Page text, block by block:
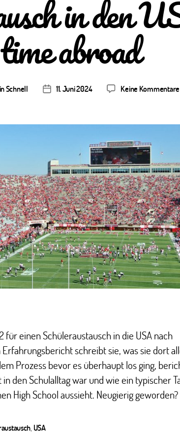
in den
time abroad
Schnell Veröffentlichungsdatum
11. Juni 2024 Keine Kommentare
für einen Schüleraustausch in die USA nach
schreibt sie, was sie dort
Prozess bevor es überhaupt los ging,
den Schulalltag war und wie ein typischer
High School aussieht. Neugierig
,USA